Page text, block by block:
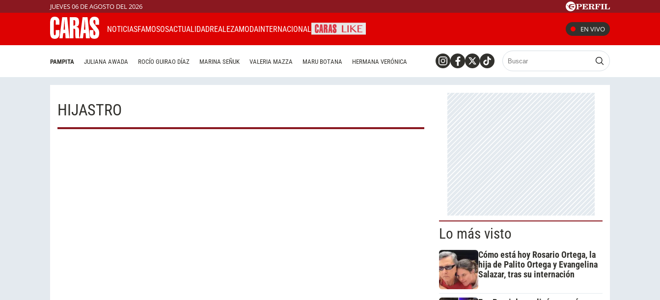
JUEVES 06 DE AGOSTO DEL 2026
NOTICIASFAMOSOSACTUALIDADREALEZAMODAINTERNACIONAL EN VIVO
PAMPITA JULIANA AWADA ROCÍO GUIRAO DÍAZ MARINA SEÑUK VALERIA MAZZA MARU BOTANA HERMANA VERÓNICA
HIJASTRO
Lo más visto
Cómo está hoy Rosario Ortega, la
hija de Palito Ortega y Evangelina
Salazar, tras su internación